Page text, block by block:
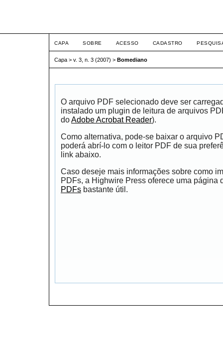
CAPA SOBRE ACESSO CADASTRO
Capa > v. 3, n. 3 (2007) > Bomediano
O arquivo PDF selecionado deve ser
instalado um plugin de leitura de arquivos
doAdobe Acrobat Reader).
Como alternativa, pode-se baixar o arquivo
poderá abrí-lo com o leitor PDF de sua
link abaixo.
Caso deseje mais informações sobre como
PDFs, a Highwire Press oferece uma página
PDFs bastante útil.